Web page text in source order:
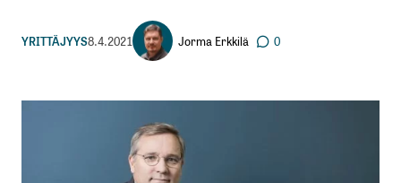
YRITTÄJYYS8.4.2021 Jorma Erkkilä 0